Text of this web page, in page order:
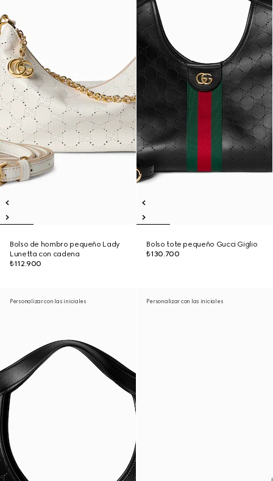
Bolso de hombro pequeño Lady
Lunetta con cadena
₺112.900
Bolso tote pequeño Gucci Giglio
₺130.700
Personalizar con las iniciales Personalizar con las iniciales